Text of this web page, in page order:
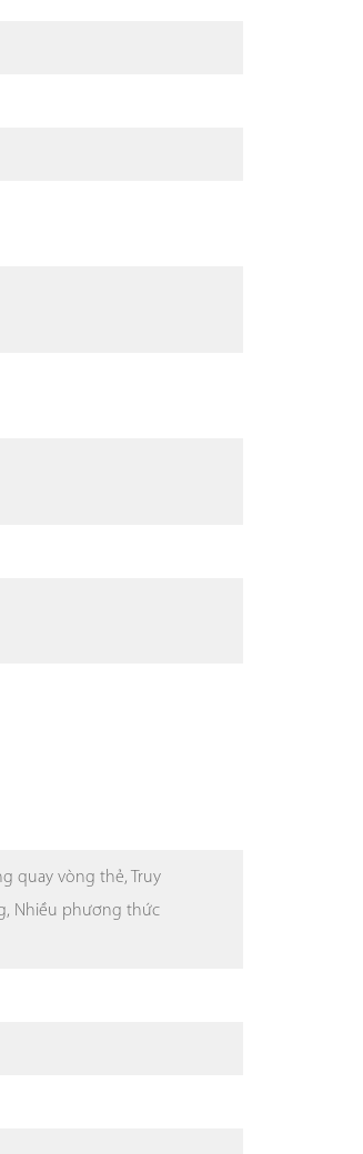
quay vòng thẻ, Truy
Nhiều phương thức